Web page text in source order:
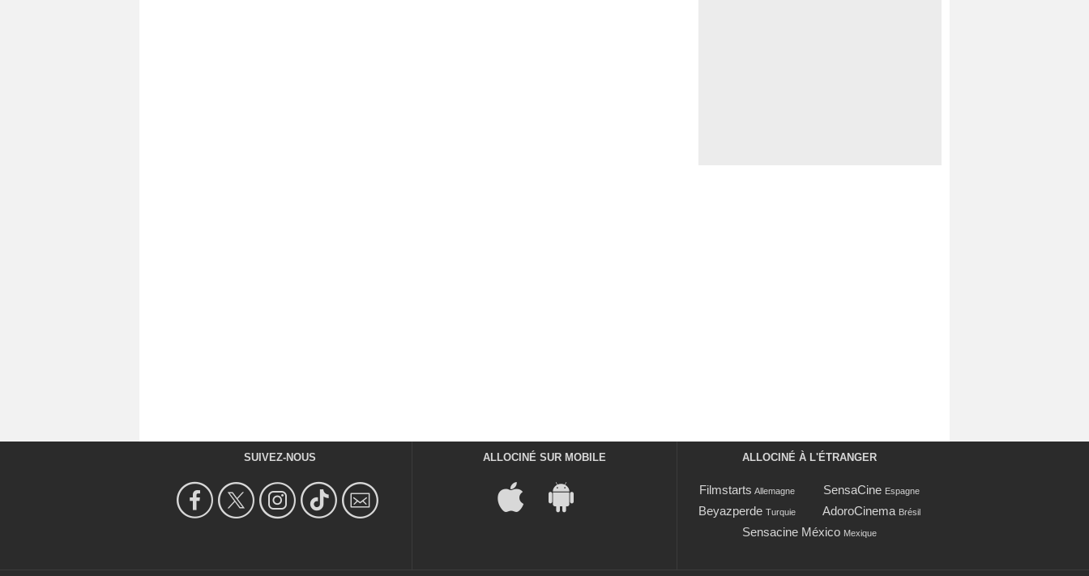
SUIVEZ-NOUS ALLOCINÉ SUR MOBILE ALLOCINÉ À L'ÉTRANGER
Filmstarts Allemagne SensaCine Espagne
Beyazperde Turquie AdoroCinema Brésil
Sensacine México Mexique